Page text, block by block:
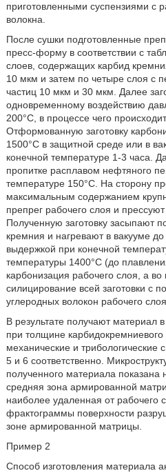
приготовленными суспензиями с
волокна.
После сушки подготовленные
пресс-форму в соответствии с
слоев, содержащих карбид
10 мкм и затем по четыре слоя с
частиц 10 мкм и 30 мкм. Далее
одновременному воздействию
200°С, в процессе чего
Отформованную заготовку
1500°С в защитной среде или в
конечной температуре 1-3 часа.
пропитке расплавом нефтяного
температуре 150°С. На сторону
максимальным содержанием
препрег рабочего слоя и
Полученную заготовку засыпают
кремния и нагревают в вакууме
выдержкой при конечной
температуры 1400°С (до
карбонизация рабочего слоя, а
силицирование всей заготовки с
углеродных волокон рабочего
В результате получают материал
при толщине
механические и трибологические
5 и 6 соответственно.
полученного материала
средняя зона армированной
наиболее удаленная от рабочего
фрактограммы поверхности
зоне армированной матрицы.
Пример 2
Способ изготовления материала